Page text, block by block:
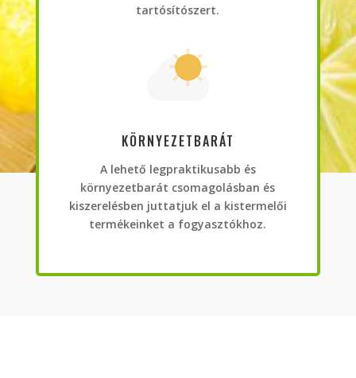
tartósítószert.
KÖRNYEZETBARÁT
A lehető legpraktikusabb és
környezetbarát csomagolásban és
kiszerelésben juttatjuk el a kistermelői
termékeinket a fogyasztókhoz.